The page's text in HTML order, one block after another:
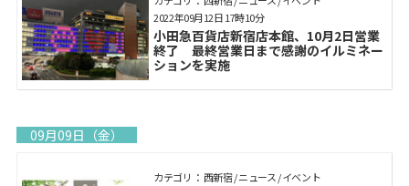
小田急百貨店新宿店本館、10月2日営業
終了 最終営業日まで感謝のイルミネー
ションを実施
2022年09月12日 17時10分
09月09日（金）
カテゴリ： 西新宿 / ニュース / イベント